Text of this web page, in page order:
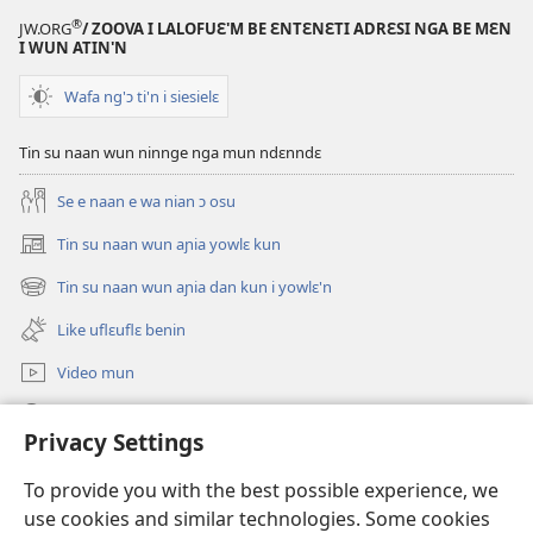
Privacy Settings
To provide you with the best possible experience, we
use cookies and similar technologies. Some cookies
JW.ORG®/ ZOOVA I LALOFUƐ'M BE ƐNTƐNƐTI ADRƐSI NGA BE MƐN
I WUN ATIN'N
Wafa ng'ɔ ti'n i siesielɛ
Tin su naan wun ninnge nga mun ndɛnndɛ
Se e naan e wa nian ɔ osu
Tin su naan wun aɲia yowlɛ kun
(opens
new
window)
Tin su naan wun aɲia dan kun i yowlɛ'n
(opens
new
window)
Like uflɛuflɛ benin
Video mun
(opens